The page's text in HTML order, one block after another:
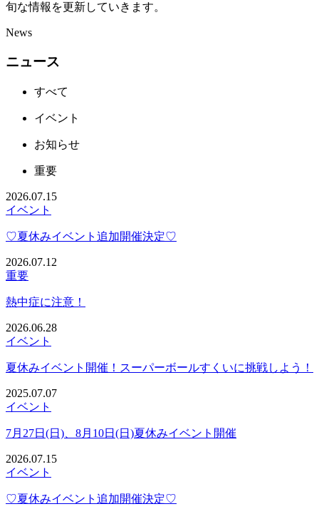
旬な情報を更新していきます。
News
ニュース
すべて
イベント
お知らせ
重要
2026.07.15
イベント
♡夏休みイベント追加開催決定♡
2026.07.12
重要
熱中症に注意！
2026.06.28
イベント
夏休みイベント開催！スーパーボールすくいに挑戦しよう！
2025.07.07
イベント
7月27日(日)、8月10日(日)夏休みイベント開催
2026.07.15
イベント
♡夏休みイベント追加開催決定♡